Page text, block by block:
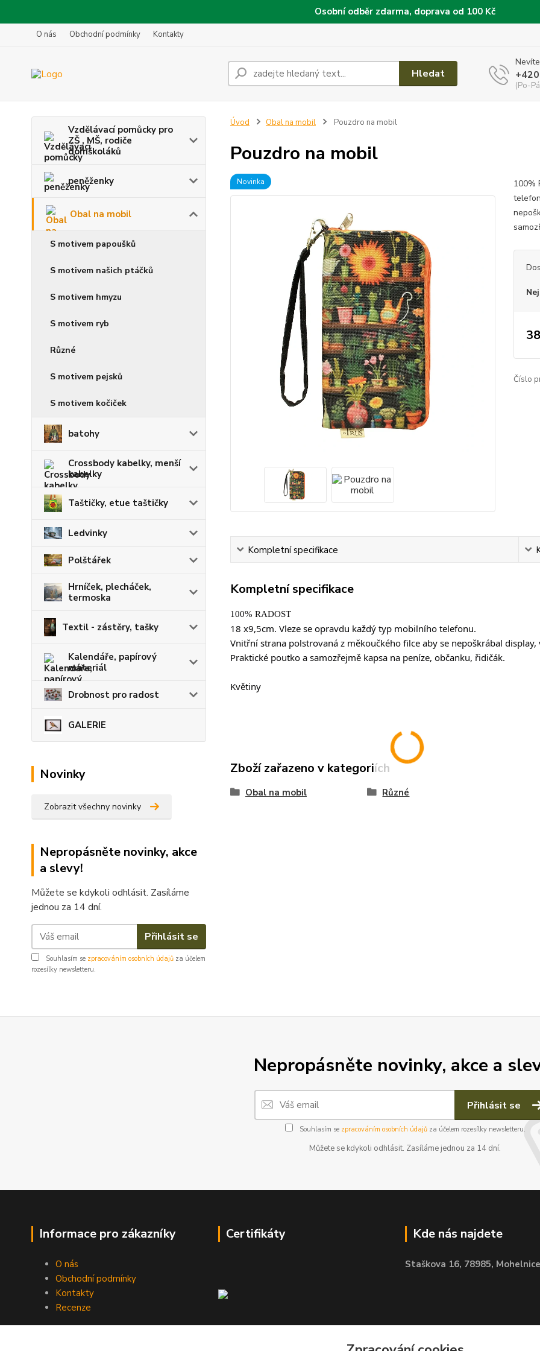
Osobní odběr zdarma, doprava od 100 Kč
O nás Obchodní podmínky Kontakty
Hledat
(Po-
Vzdělávací pomůcky pro
ZŠ , MŠ, rodiče
domškoláků
peněženky
Obal na mobil
S motivem papoušků
S motivem našich ptáčků
S motivem hmyzu
S motivem ryb
Různé
S motivem pejsků
S motivem kočiček
batohy
Crossbody kabelky, menší
kabelky
Taštičky, etue taštičky
Ledvinky
Polštářek
Hrníček, plecháček,
termoska
Textil - zástěry, tašky
Kalendáře, papírový
materiál
Drobnost pro radost
GALERIE
Novinky
Zobrazit všechny novinky
Nepropásněte novinky, akce
a slevy!
Můžete se kdykoli odhlásit. Zasíláme
jednou za 14 dní.
Přihlásit se
Souhlasím se zpracováním osobních údajů za účelem
rozesílky newsletteru.
Úvod Obal na mobil Pouzdro na mobil
Pouzdro na mobil
Novinka
100%
Číslo
Kompletní specifikace
Kompletní specifikace
100% RADOST
18 x9,5cm. Vleze se opravdu každý typ mobilního telefonu.
Vnitřní strana polstrovaná z měkoučkého filce aby se nepoškrábal
Praktické poutko a samozřejmě kapsa na peníze, občanku, řidičák.
Květiny
Zboží zařazeno v kategoriích
Obal na mobil Různé
Nepropásněte novinky, akce a
Přihlásit se
Souhlasím se zpracováním osobních údajůza účelem rozesílky newsletteru.
Můžete se kdykoli odhlásit. Zasíláme jednou za 14 dní.
Informace pro zákazníky
O nás
Obchodní podmínky
Kontakty
Recenze
Certifikáty Kde nás najdete
Staškova 16, 78985, Mohelnice